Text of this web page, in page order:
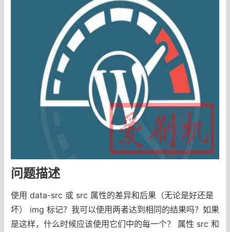
问题描述
使用 data-src 或 src 属性的差异和后果（无论是好还是
坏） img 标记？我可以使用两者达到相同的结果吗？如果
是这样，什么时候应该使用它们中的每一个？ 属性 src 和